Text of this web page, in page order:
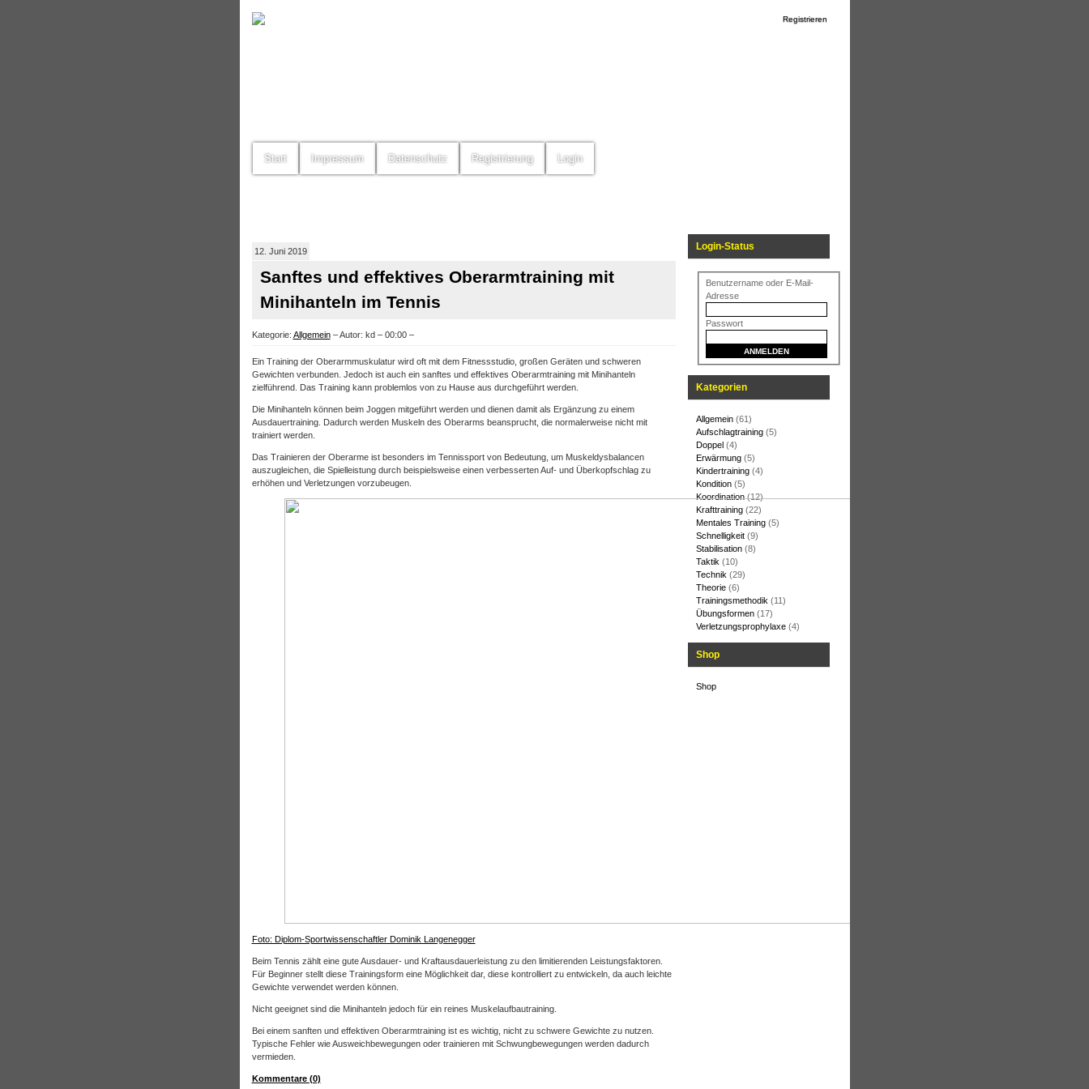
Registrieren
Start Impressum Datenschutz Registrierung Login
Login-Status
Benutzername oder E-Mail-
Adresse
Passwort
Kategorien
Allgemein(61)
Aufschlagtraining(5)
Doppel(4)
Erwärmung(5)
Kindertraining(4)
Kondition(5)
Koordination(12)
Krafttraining(22)
Mentales Training(5)
Schnelligkeit(9)
Stabilisation(8)
Taktik (10)
Technik (29)
Theorie(6)
Trainingsmethodik (11)
Übungsformen(17)
Verletzungsprophylaxe(4)
Shop
Shop
12. Juni 2019
Sanftes und effektives Oberarmtraining mit
Minihanteln im Tennis
Kategorie: Allgemein– Autor: kd – 00:00 –
Ein Training der Oberarmmuskulatur wird oft mit dem Fitnessstudio, großen Geräten und schweren
Gewichten verbunden. Jedoch ist auch ein sanftes und effektives Oberarmtraining mit Minihanteln
zielführend. Das Training kann problemlos von zu Hause aus durchgeführt werden.
Die Minihanteln können beim Joggen mitgeführt werden und dienen damit als Ergänzung zu einem
Ausdauertraining. Dadurch werden Muskeln des Oberarms beansprucht, die normalerweise nicht mit
trainiert werden.
Das Trainieren der Oberarme ist besonders im Tennissport von Bedeutung, um Muskeldysbalancen
auszugleichen, die Spielleistung durch beispielsweise einen verbesserten Auf- und Überkopfschlag zu
erhöhen und Verletzungen vorzubeugen.
Foto: Diplom-Sportwissenschaftler Dominik Langenegger
Beim Tennis zählt eine gute Ausdauer- und Kraftausdauerleistung zu den limitierenden Leistungsfaktoren.
Für Beginner stellt diese Trainingsform eine Möglichkeit dar, diese kontrolliert zu entwickeln, da auch leichte
Gewichte verwendet werden können.
Nicht geeignet sind die Minihanteln jedoch für ein reines Muskelaufbautraining.
Bei einem sanften und effektiven Oberarmtraining ist es wichtig, nicht zu schwere Gewichte zu nutzen.
Typische Fehler wie Ausweichbewegungen oder trainieren mit Schwungbewegungen werden dadurch
vermieden.
Kommentare (0)